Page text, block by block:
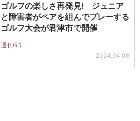
ゴルフの楽しさ再発見! ジュニア
と障害者がペアを組んでプレーする
ゴルフ大会が君津市で開催
週刊GD
2024.04.06